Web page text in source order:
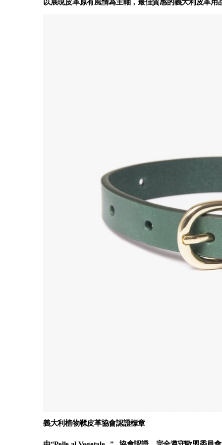
以展現皮革原有風情為主軸，最佳質感的義大利皮革用
義大利植物鞣皮革協會認證標章